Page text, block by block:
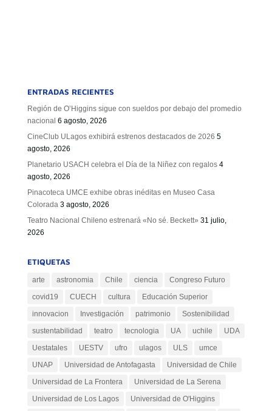
ENTRADAS RECIENTES
Región de O’Higgins sigue con sueldos por debajo del promedio
nacional 6 agosto, 2026
CineClub ULagos exhibirá estrenos destacados de 2026 5
agosto, 2026
Planetario USACH celebra el Día de la Niñez con regalos 4
agosto, 2026
Pinacoteca UMCE exhibe obras inéditas en Museo Casa
Colorada 3 agosto, 2026
Teatro Nacional Chileno estrenará «No sé. Beckett» 31 julio,
2026
ETIQUETAS
arte astronomia Chile ciencia
Congreso Futuro
covid19
CUECH cultura
Educación Superior
innovacion
Investigación patrimonio
Sostenibilidad
sustentabilidad
teatro tecnologia UA uchile
UDA
Uestatales
UESTV ufro ulagos ULS
umce
UNAP
Universidad de Antofagasta
Universidad de Chile
Universidad de La Frontera
Universidad de La Serena
Universidad de Los Lagos
Universidad de O'Higgins